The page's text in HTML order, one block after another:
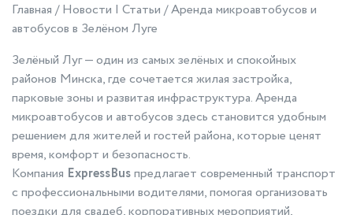
Главная / Новости | Статьи /Аренда микроавтобусов и
автобусов в Зелёном Луге
Зелёный Луг — один из самых зелёных и спокойных
районов Минска, где сочетается жилая застройка,
парковые зоны и развитая инфраструктура. Аренда
микроавтобусов и автобусов здесь становится удобным
решением для жителей и гостей района, которые ценят
время, комфорт и безопасность.
Компания ExpressBusпредлагает современный транспорт
с профессиональными водителями, помогая организовать